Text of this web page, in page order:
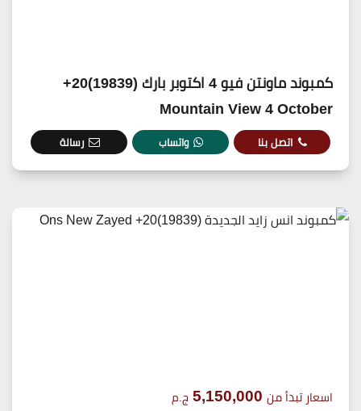
كمبوند ماونتن فيو 4 اكتوبر بارك (19839)20+
Mountain View 4 October
اتصل بنا واتساب رسالة
اسعار تبدأ من 5,150,000 ج.م